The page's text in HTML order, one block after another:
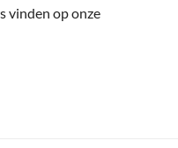
vinden op onze